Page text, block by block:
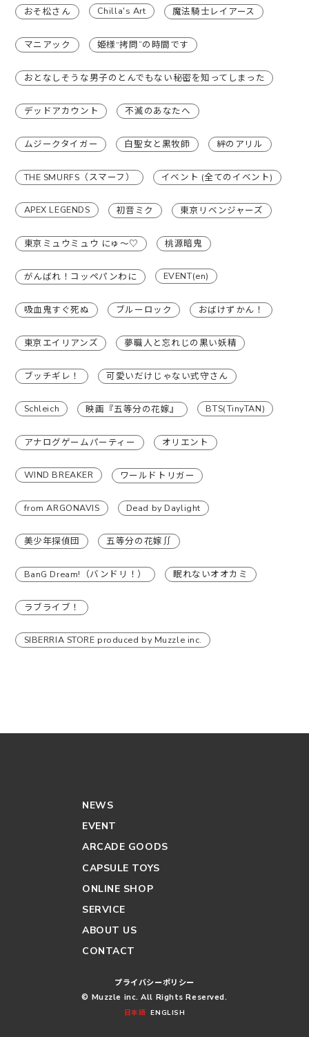
おそ松さん Chilla's Art 魔法騎士レイアース
マニアック 姫様“拷問”の時間です
おとなしそうな男子のとんでもない秘密を知ってしまった
デッドアカウント 不滅のあなたへ
ムジークタイガー 白聖女と黒牧師 絆のアリル
THE SMURFS（スマーフ） イベント (全てのイベント)
APEX LEGENDS 初音ミク 東京リベンジャーズ
東京ミュウミュウ にゅ〜♡ 桃源暗鬼
がんばれ！コッペパンわに EVENT(en)
吸血鬼すぐ死ぬ ブルーロック おばけずかん！
東京エイリアンズ 夢職人と忘れじの黒い妖精
ブッチギレ！ 可愛いだけじゃない式守さん
Schleich 映画『五等分の花嫁』 BTS(TinyTAN)
アナログゲームパーティー オリエント
WIND BREAKER ワールドトリガー
from ARGONAVIS Dead by Daylight
美少年探偵団 五等分の花嫁∬
BanG Dream!（バンドリ！） 眠れないオオカミ
ラブライブ！
SIBERRIA STORE produced by Muzzle inc.
NEWS
EVENT
ARCADE GOODS
CAPSULE TOYS
ONLINE SHOP
SERVICE
ABOUT US
CONTACT
プライバシーポリシー
© Muzzle inc. All Rights Reserved.
ENGLISH
日本語